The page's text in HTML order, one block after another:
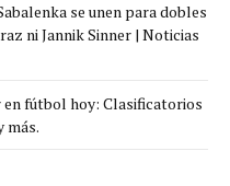
se unen para dobles
ni Jannik Sinner | Noticias
fútbol hoy: Clasificatorios
más.